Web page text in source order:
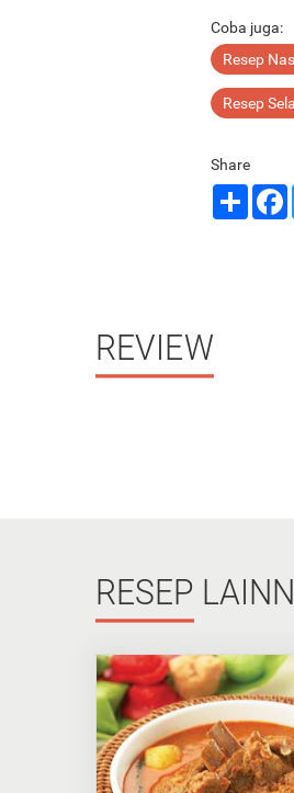
Coba juga:
Resep
Resep
Share
Share
REVIEW
RESEP